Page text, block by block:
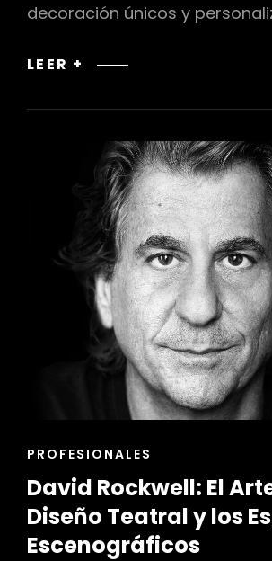
decoración únicos y
LEER +
CARPINTEROS:
PIEZAS
FUNCIONALES
PARA
EL
DISEÑO
DE
INTERIORES
ENLACES
LAS
CATEGORÍAS
PROFESIONALES
David Rockwell: El
Diseño Teatral y los
Escenográficos